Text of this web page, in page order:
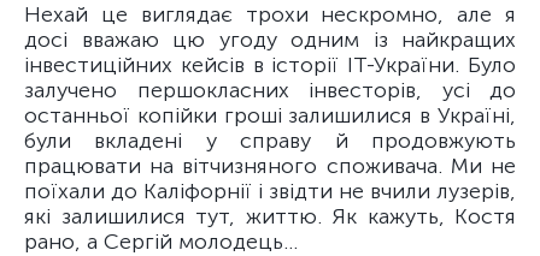
Нехай це виглядає трохи нескромно, але я
досі вважаю цю угоду одним із найкращих
інвестиційних кейсів в історії ІТ-України. Було
залучено першокласних інвесторів, усі до
останньої копійки гроші залишилися в Україні,
були вкладені у справу й продовжують
працювати на вітчизняного споживача. Ми не
поїхали до Каліфорнії і звідти не вчили лузерів,
які залишилися тут, життю. Як кажуть, Костя
рано, а Сергій молодець...